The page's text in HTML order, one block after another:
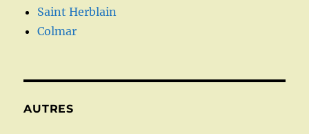
Saint Herblain
Colmar
AUTRES